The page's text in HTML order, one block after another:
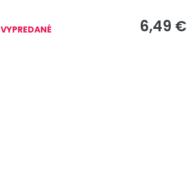
VYPREDANÉ 6,49 €